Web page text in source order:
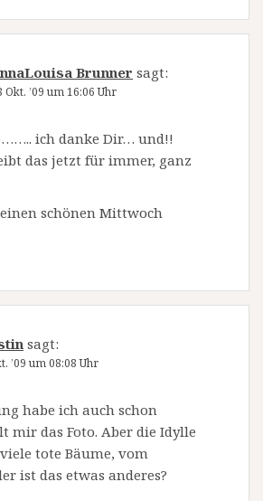
Brunner sagt:
Okt. ’09 um 16:06 Uhr
ich danke Dir… und!!
das jetzt für immer, ganz
schönen Mittwoch
sagt:
’09 um 08:08 Uhr
habe ich auch schon
mir das Foto. Aber die Idylle
tote Bäume, vom
ist das etwas anderes?